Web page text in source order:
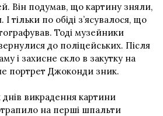
Він подумав, що картину зняли,
тільки по обіді з’ясувалося, що
Тоді музейники
до поліцейських. Після
і захисне скло в закутку на
портрет Джоконди зник.
викрадення картини
на перші шпальти